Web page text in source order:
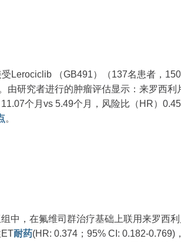
Lerociclib （GB491）（137名患者，
由研究者进行的肿瘤评估显示：来罗西利
个月vs 5.49个月，风险比（HR）
。
中，在氟维司群治疗基础上联用来罗西
耐药(HR: 0.374；95% CI: 0.182-0.769)